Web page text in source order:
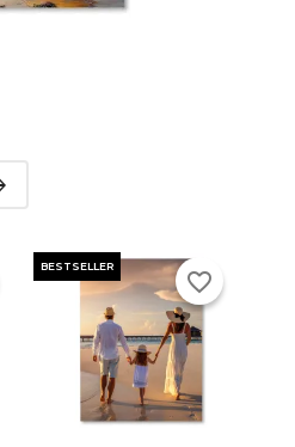
BESTSELLER
favorite_border